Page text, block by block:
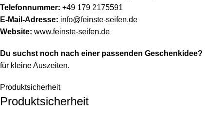
Telefonnummer: +49 179 2175591
E-Mail-Adresse: info@feinste-seifen.de
Website: www.feinste-seifen.de
Du suchst noch nach einer passenden Geschenkidee?
für kleine Auszeiten.
Produktsicherheit
Produktsicherheit